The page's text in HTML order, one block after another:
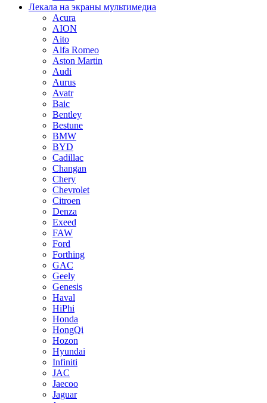
Лекала на экраны мультимедиа
Acura
AION
Aito
Alfa Romeo
Aston Martin
Audi
Aurus
Avatr
Baic
Bentley
Bestune
BMW
BYD
Cadillac
Changan
Chery
Chevrolet
Citroen
Denza
Exeed
FAW
Ford
Forthing
GAC
Geely
Genesis
Haval
HiPhi
Honda
HongQi
Hozon
Hyundai
Infiniti
JAC
Jaecoo
Jaguar